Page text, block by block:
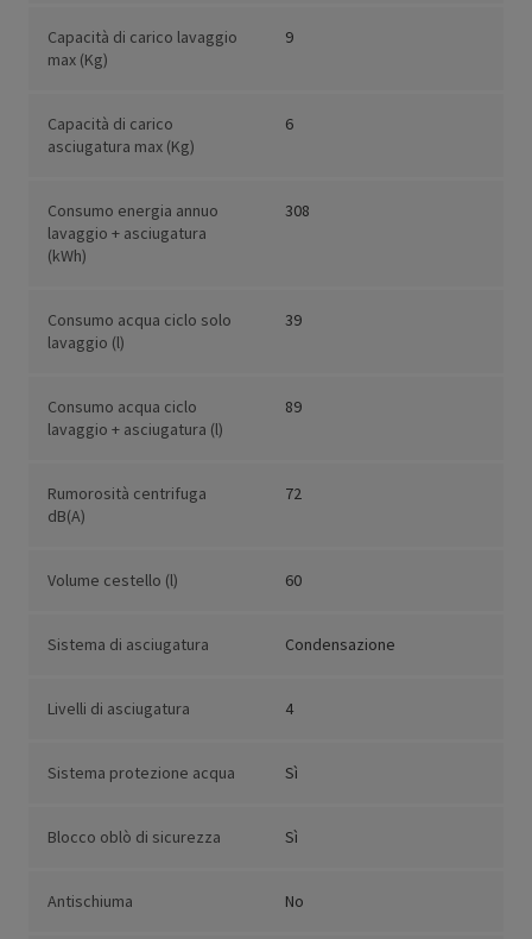
Capacità di carico lavaggio
max (Kg)
9
Capacità di carico
asciugatura max (Kg)
6
Consumo energia annuo
lavaggio + asciugatura
(kWh)
308
Consumo acqua ciclo solo
lavaggio (l)
39
Consumo acqua ciclo
lavaggio + asciugatura (l)
89
Rumorosità centrifuga
dB(A)
72
Volume cestello (l) 60
Sistema di asciugatura Condensazione
Livelli di asciugatura 4
Sistema protezione acqua Sì
Blocco oblò di sicurezza Sì
Antischiuma No